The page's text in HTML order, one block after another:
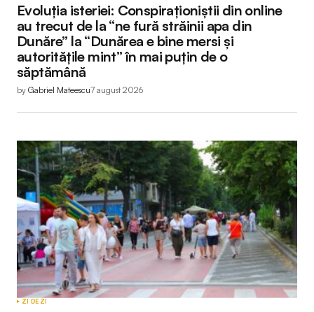
Submit Comment
Evoluția isteriei: Conspiraționiștii din online
au trecut de la “ne fură străinii apa din
Dunăre” la “Dunărea e bine mersi și
autoritățile mint” în mai puțin de o
săptămână
by Gabriel Mateescu7 august 2026
ZI DE ZI